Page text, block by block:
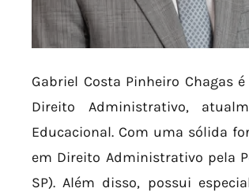
Gabriel Costa Pinheiro Chagas
Direito Administrativo,
Educacional. Com uma sólida
em Direito Administrativo pela
SP). Além disso, possui